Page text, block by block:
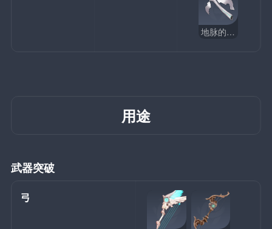
地脉的枯叶
用途
武器突破
弓